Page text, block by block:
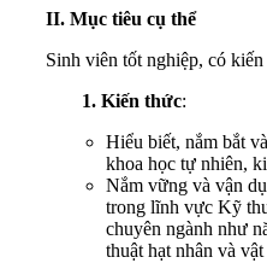
II. Mục tiêu cụ thể
Sinh viên tốt nghiệp, có
1. Kiến thức:
Hiểu biết, nắm bắt
khoa học tự nhiên,
Nắm vững và vận
trong lĩnh vực Kỹ
chuyên ngành như
thuật hạt nhân và